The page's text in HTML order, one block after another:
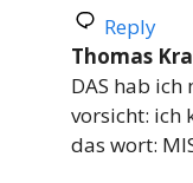
Reply
Thomas
DAS hab
vorsicht: ich
das wort: